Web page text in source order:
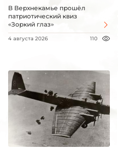
В Верхнекамье прошёл
патриотический квиз
«Зоркий глаз»
4 августа 2026 110